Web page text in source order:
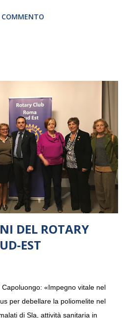
DEL ROTARY
EST
«Impegno vitale nel
per debellare la poliomelite nel
di Sla, attività sanitaria in